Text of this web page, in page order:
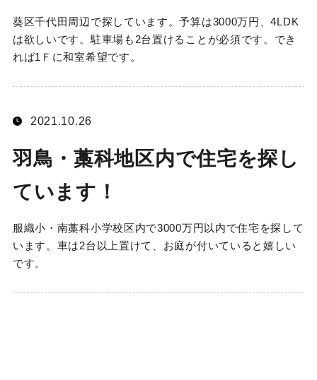
葵区千代田周辺で探しています。予算は3000万円、4LDK
は欲しいです。駐車場も2台置けることが必須です。でき
れば1Ｆに和室希望です。
2021.10.26
羽鳥・藁科地区内で住宅を探し
ています！
服織小・南藁科小学校区内で3000万円以内で住宅を探して
います。車は2台以上置けて、お庭が付いていると嬉しい
です。